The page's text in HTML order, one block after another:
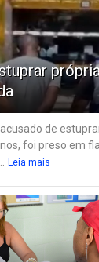
de
foi preso em
Leia mais